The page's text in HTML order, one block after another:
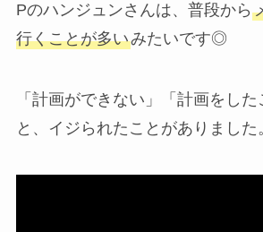
Pのハンジュンさんは、普段から
行くことが多いみたいです◎
「計画ができない」「計画をした
と、イジられたことがありました